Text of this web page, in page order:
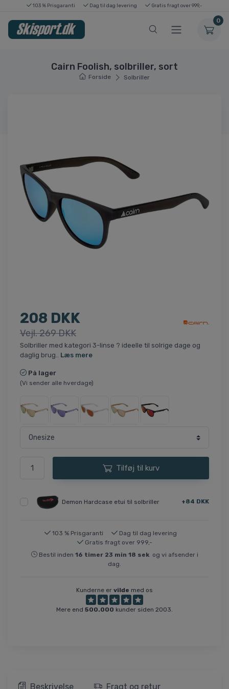
103 % Prisgaranti Dag til dag levering Gratis fragt over 999,-
0
Cairn Foolish, solbriller, sort
Forside Solbriller
208 DKK
Vejl. 269 DKK
Solbriller med kategori 3-linse ? ideelle til solrige dage og
daglig brug.. Læs mere
På lager
(Vi sender alle hverdage)
Tilføj til kurv
Demon Hardcase etui til solbriller +84 DKK
103 % Prisgaranti
Dag til dag levering
Gratis fragt over 999,-
Bestil inden 16 timer 23 min 18 sekog vi afsender i
dag.
Kunderne er vilde med os
Mere end 500.000 kunder siden 2003.
Beskrivelse Fragt og retur